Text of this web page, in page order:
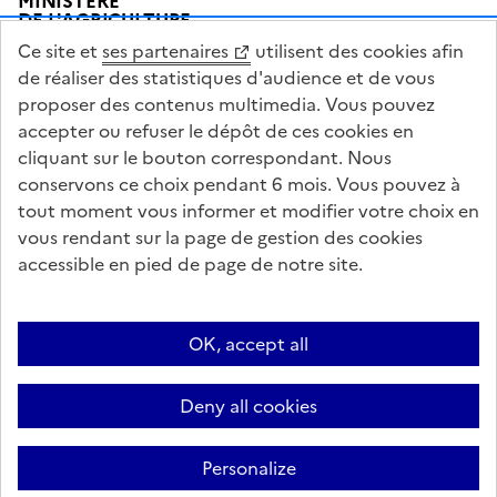
DE L'AGRICULTURE
DE L'AGRO-ALIMENTAIRE
ET DE LA SOUVERAINETÉ
ALIMENTAIRE
legifrance.gouv.fr
info.gouv.fr
service-public.gouv.fr
data.gouv.fr
Questions fréquentes / Contacts
Informations publiques
Mentions légales
Archives presse English contents
Cookies
Paramètres d'affichage
Sauf mention contraire, tous les textes de ce site sont sous licence
Ce site et ses partenaires
utilisent des cookies afin
de réaliser des statistiques d'audience et de vous
proposer des contenus multimedia. Vous pouvez
accepter ou refuser le dépôt de ces cookies en
cliquant sur le bouton correspondant. Nous
conservons ce choix pendant 6 mois. Vous pouvez à
tout moment vous informer et modifier votre choix en
vous rendant sur la page de gestion des cookies
accessible en pied de page de notre site.
OK, accept all
Deny all cookies
Personalize